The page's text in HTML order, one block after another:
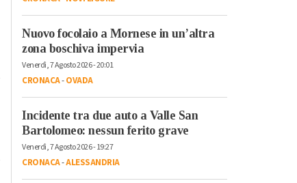
Nuovo focolaio a Mornese in un’altra
zona boschiva impervia
Venerdì, 7 Agosto 2026 - 20:01
CRONACA-OVADA
Incidente tra due auto a Valle San
Bartolomeo: nessun ferito grave
Venerdì, 7 Agosto 2026 - 19:27
CRONACA-ALESSANDRIA